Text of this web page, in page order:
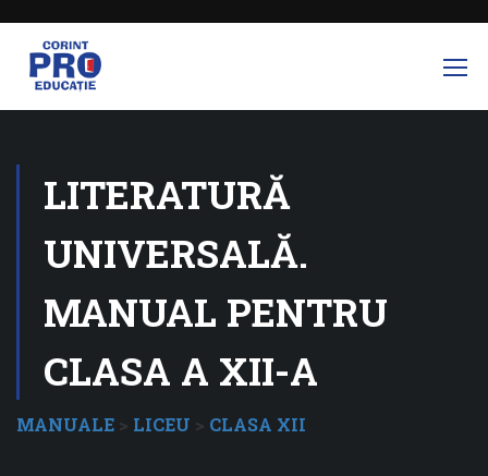
LITERATURĂ
UNIVERSALĂ.
MANUAL PENTRU
CLASA A XII-A
MANUALE > LICEU > CLASA XII